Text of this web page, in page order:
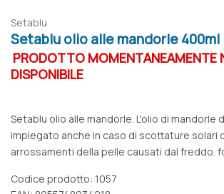
Setablu
Setablu olio alle mandorle 400ml
PRODOTTO MOMENTANEAMENTE
DISPONIBILE
Setablu olio alle mandorle. L'olio di mandorle
impiegato anche in caso di scottature solari
arrossamenti della pelle causati dal freddo.
Codice prodotto: 1057